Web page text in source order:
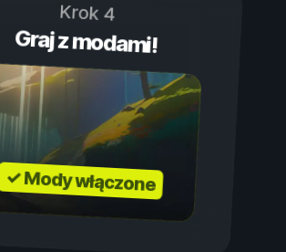
Krok 4
Graj z modami!
✓ Mody włączone